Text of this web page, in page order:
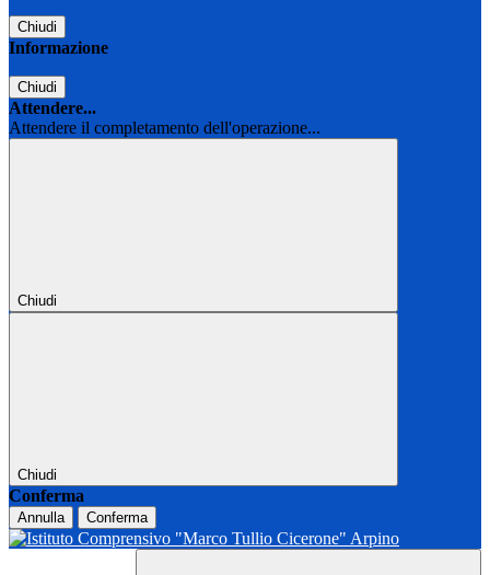
Chiudi
Informazione
Chiudi
Attendere...
Attendere il completamento dell'operazione...
Chiudi
Chiudi
Conferma
Annulla Conferma